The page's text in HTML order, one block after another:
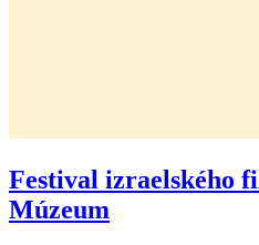
Festival izraelského
Múzeum